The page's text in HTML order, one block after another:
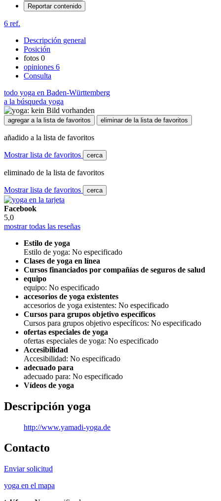
Reportar contenido
6 ref.
Descripción general
Posición
fotos 0
opiniones 6
Consulta
todo yoga en Baden-Württemberg
a la búsqueda yoga
agregar a la lista de favoritos eliminar de la lista de favoritos
añadido a la lista de favoritos
Mostrar lista de favoritos cerca
eliminado de la lista de favoritos
Mostrar lista de favoritos cerca
Facebook
5,0
mostrar todas las reseñas
Estilo de yoga
Estilo de yoga: No especificado
Clases de yoga en línea
Cursos financiados por compañías de seguros de salud
equipo
equipo: No especificado
accesorios de yoga existentes
accesorios de yoga existentes: No especificado
Cursos para grupos objetivo específicos
Cursos para grupos objetivo específicos: No especificado
ofertas especiales de yoga
ofertas especiales de yoga: No especificado
Accesibilidad
Accesibilidad: No especificado
adecuado para
adecuado para: No especificado
Vídeos de yoga
Descripción yoga
http://www.yamadi-yoga.de
Contacto
Enviar solicitud
yoga en el mapa